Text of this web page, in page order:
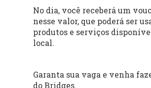
No dia, você receberá um
nesse valor, que poderá ser
produtos e serviços
local.
Garanta sua vaga e venha
do Bridges.